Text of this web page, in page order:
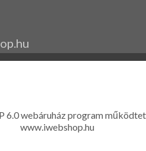
6.0 webáruház program
www.iwebshop.hu